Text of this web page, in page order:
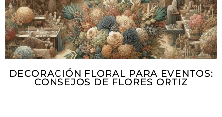
DECORACIÓN FLORAL PARA EVENTOS:
CONSEJOS DE FLORES ORTIZ